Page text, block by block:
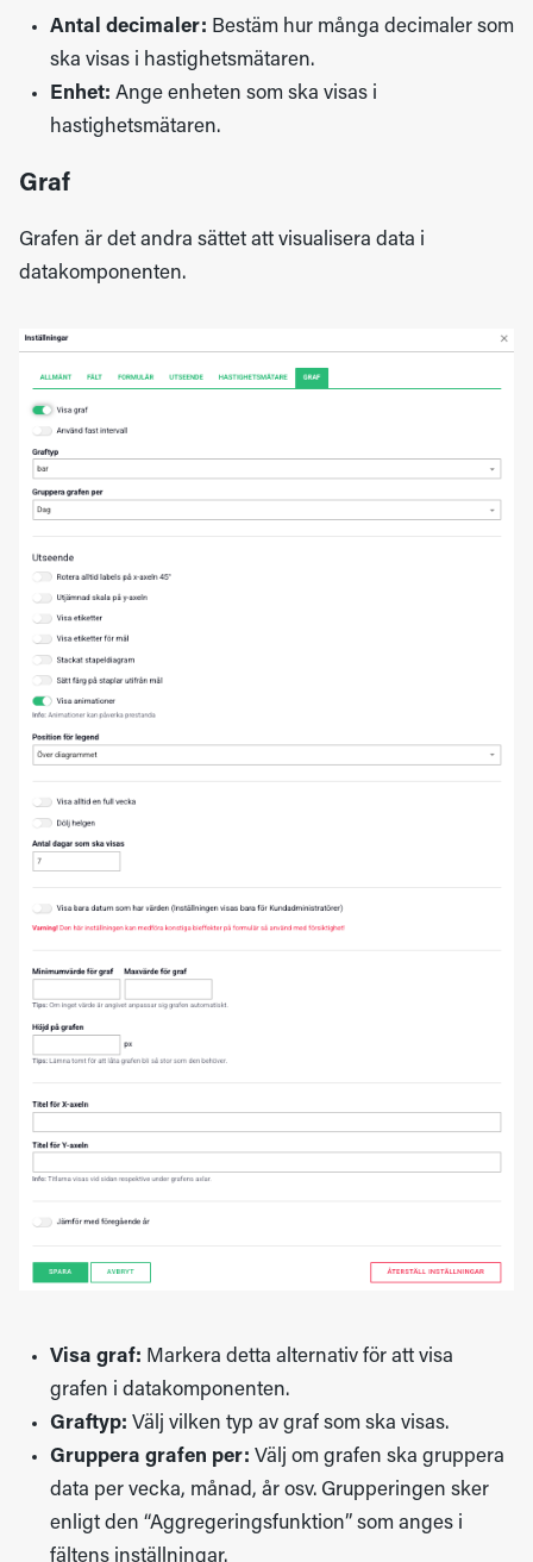
Antal decimaler: Bestäm hur många decimaler som
ska visas i hastighetsmätaren.
Enhet: Ange enheten som ska visas i
hastighetsmätaren.
Graf
Grafen är det andra sättet att visualisera data i
datakomponenten.
Visa graf: Markera detta alternativ för att visa
grafen i datakomponenten.
Graftyp: Välj vilken typ av graf som ska visas.
Gruppera grafen per: Välj om grafen ska gruppera
data per vecka, månad, år osv. Grupperingen sker
enligt den “Aggregeringsfunktion” som anges i
fältens inställningar.